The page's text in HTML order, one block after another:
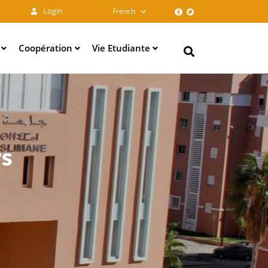
Login French
Coopération Vie Etudiante
Search